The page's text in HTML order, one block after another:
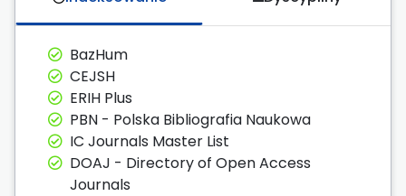
BazHum
CEJSH
ERIH Plus
PBN - Polska Bibliografia Naukowa
IC Journals Master List
DOAJ - Directory of Open Access
Journals